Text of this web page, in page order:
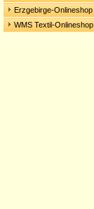
Erzgebirge-Onlineshop
WMS Textil-Onlineshop